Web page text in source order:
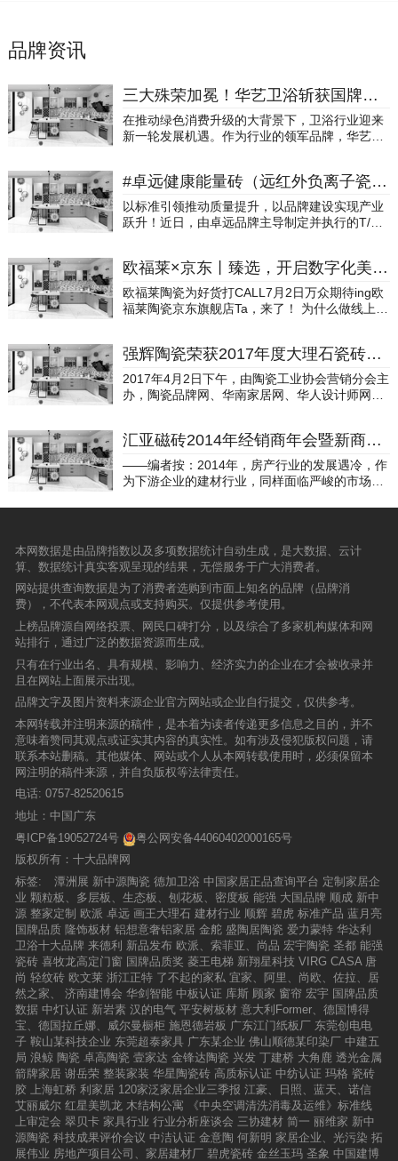
品牌资讯
三大殊荣加冕！华艺卫浴斩获国牌品质奖卫浴十大品牌权威大奖
在推动绿色消费升级的大背景下，卫浴行业迎来
新一轮发展机遇。作为行业的领军品牌，华艺卫
绿色焕新服务。近日，在广东佛山举办的2025绿
色陶瓷智能卫浴制造与应用创新发展大会上，华
艺卫浴凭借在"以旧换新"政策中的卓越表现，成
为全场焦点，一举斩获国牌品质奖及以旧换新行
卫浴斩获三大殊荣4月19日，2025绿色陶瓷智能
卫浴制造与应用创新发展大会暨家居品质发展峰
会在广东佛山隆重召开，华艺卫浴凭借其行业领
先的绿色智造能力与以旧换新服务实践，荣获三
在推动行业绿色转型中的标杆作用:“以旧换新优
质服务商”——认可其高效、便捷的换新服务体
系:全国品质权威大奖【国牌品质奖】“卫浴十大
品牌”——彰显品牌综合实力与市场口碑的双重认
续发展的充分认可。深耕绿色制造发挥先锋作用
荣誉是里程碑，更是新起点。华艺卫浴将以此次
获奖为契机，继续深耕绿色智造与用户服务，以
创新驱动品质升级，为消费者创造更舒适、更环
#卓远健康能量砖（远红外负离子瓷砖），主导编制《远红外负离子陶瓷砖》团体标准获评先进标准！
以标准引领推动质量提升，以品牌建设实现产业
跃升！近日，由卓远品牌主导制定并执行的T/GD
协会专家组一致确认该标准“产品主要技术指标填
补国内空白，主要技术指标具有科学性和可行
性”。 “先进标准”是广东省贯彻国家、省政府文件
精神，推动企业标准化与科技创新互动发展、提
效手段。“先进标准”在经济社会发展中发挥着越
来越重要的作用。荣光的加冕，不仅彰显了卓远
品牌强大的品牌综合实力，更是在产品品质、科
技创新、功能瓷砖领域创新发展、科研成果、市
升级从佛山制造到佛山智造的转变，作为佛山标
准产品企业，卓远品牌本着“高起点、高标准、高
要求”的方针，推动行业标准化建设。卓远品牌积
极投身于陶瓷行业各类标准制定的工作，干压瓷
准化工作，并且在2021年获得了“2017-2020科
21《陶瓷岩板》团体标准起草单位，并于2022年
受邀参与《陶瓷岩板》国家标准制定。 在标准化
建设方面，卓远品牌一如既往地走规范化路线，
积极推动企业内部测量管理体系规范化，并且取
得了AAA级测量管理体系证书等等，卓远品牌用
自己实际行动，肩负行业龙头责任的担当，帮助
行业从无序竞争过渡到有序竞争。 专注健康领
持与付出！卓远品牌匠心20年，不断深化健康战
略，联合国内顶尖材料专家、科研院校，通过创
新技术，成功研发出市场上独一无二的卓远.健康
能量砖（远红外负离子瓷砖)，荣获国家发明专
利，独有远红外、负离子合成专利配方使瓷砖获
得释放远红外线和释放负氧离子的两大功能。 此
次主导制定并执行的T/GDC121—2021《远红外
负离子陶瓷砖（板）》团体标准，填补了国内能
量陶瓷砖（板）产品的标准空白，推动行业标准
康发展。 先进引领发展 刷新行业新高度作为健
康功能瓷砖的倡导者和践行者，卓远品牌以“技术
研发与市场紧密结合，促进科技成果转化”的原
则，集聚创新要素、深化创新协同，引领行业发
展。成立中国健康功能陶瓷砖研究院，以健康功
能陶瓷砖研发团队推动功能瓷砖生产标准化以及
行业、国家标准建设。 主办“健康功能瓷砖发展
高峰论坛”，联合协会力量为行业建设出谋献策；
并与国内知名高校友好沟通交流成立产学研合
作，开展科研人才培养、产品研发革新、项目建
设与实践等方面深入合作。 其自主开发的“多功
能健康能量砖（岩板瓷砖）新产品新技术”科技成
果达到国际领先水平，在促进产业技术和经济发
展表现出显著的社会效益。 先后斩获数百项国家
发明专利和新型实用专利，专利储备数量居行业
第一梯队，向市场源源不断推出具有自主知识产
权的独创技术与产品。未来，卓远品牌将继续积
极参与到更多的标准化建设工作中，充分发挥自
身在产品研发设计、科技创新、品质智造等方面
的经验和优势，为行业健康发展做更多的贡献！
欧福莱×京东丨臻选，开启数字化美好人居生活
欧福莱陶瓷为好货打CALL7月2日万众期待ing欧
福莱陶瓷京东旗舰店Ta，来了！ 为什么做线上？
次得到印证，成交额创下新高。疫情期间线下购
物和体验的受限，也凸显了数字化营销作为品牌
未来战略的必要性。面对新时代的机遇和挑战，
欧福莱陶瓷着力搭建优质线上购物平台，多维度
渠道赋能终端门店经销商，为消费者提供更优质
的服务体验，提升品牌溢价。为什么是JD？消费
升级下的产品价值认同消费者在花钱上越来越不
将就，折扣低价已不再是消费的最大驱动力，粗
东”，以自营为主的京东商城以产品至上，通过优
质产品来吸引目标人群，与欧福莱陶瓷“爱生活，
臻选好货”的品牌理念和消费群定位不谋而合。凭
什么上JD？优质产品和至臻服务彰显品牌实力欧
福莱陶瓷成立于2010年，经过十年品牌沉淀，以
其优质的产品和服务赢得了全国消费者的认可和
喜爱。践行“全品类、全规格、全风格、全自
造”的产品战略，从高颜值的原创设计、原材料的
臻选、到生产过程的“八大不一样”，以严苛的产
销门店，超1万名专业服务人员，能迅速响应每
一位消费者的不同需求。此次与京东平台的强强
合作，通过线上新流量为线下注入新活力，使线
上服务与线下体验深度融合，为消费者提供专
业、高质、高效、高性价比的瓷砖采购方案，带
来极致畅快的消费体验。依托京东平台口碑和流
共生共荣价值成长模式，与门店经销商一起为消
费者提供更优质的购物体验。△上京东，搜索
【欧福莱陶瓷】https://mall.jd.com/index-10214
504.html臻选好货，等你来选！↑↑↑扫二维码逛★
欧福莱陶瓷★京东旗舰店点击关注和收藏开启美
好生活的臻选之旅
强辉陶瓷荣获2017年度大理石瓷砖十大品牌
2017年4月2日下午，由陶瓷工业协会营销分会主
办，陶瓷品牌网、华南家居网、华人设计师网共
的实力获得了广大消费者的支持，斩获“2017年
度大理石瓷砖十大品牌”殊荣！强辉自2014年开
始研发大理石瓷砖，在经过研发团队日以继夜的
研究、生产设备优化升级、产品的全方位高标准
测试以后，强辉大理石瓷砖第一代终于在2015年
辉总有一颗深挖研究、做的更精的心，此后相继
推出了大理石瓷砖第二代、第三代，品质更卓
越、规格更多样、款式更丰富……这一切的努力
成就了强辉大理石瓷砖推出至今销量近1000万箱
的辉煌业绩，在所谓的“陶瓷行业冬天”实现销量
逆风增长。今年在大理石瓷砖方面，强辉值得大
家期待的是即将于春季陶博会正式推出的900x12
00大规格大理石瓷砖！规格之大，让豪宅更显气
派！此外，万众期待的现代仿古砖也将于年内与
大家见面。在这混乱的大市场中，强辉始终坚守
此获得了消费者、合作伙伴以及整个行业的认
同，相继获得了“守合同重信用企业”、“陶瓷行业
名牌产品”、“陶瓷十大品牌”等等殊荣。今天是荣
誉再次加身的一天，对于强辉而言，这是实力的
证明、也是鼓舞自己不断前行的鞭笞。我们期待
质产品提供高品质服务而努力；我们期待，成为
真正的高产出高质量的陶瓷强国！
汇亚磁砖2014年经销商年会暨新商业模式研讨会隆重召开
——编者按：2014年，房产行业的发展遇冷，作
为下游企业的建材行业，同样面临严峻的市场环
爆，效果喜人。大气奢华的汇亚磁砖精品店如雨
后春笋般出现在全国各大城市。汇亚这个名字，
回响在祖国大地，回响在消费者的心中。
本网数据是由品牌指数以及多项数据统计自动生成，是大数据、云计
算、数据统计真实客观呈现的结果，无偿服务于广大消费者。
网站提供查询数据是为了消费者选购到市面上知名的品牌（品牌消
费），不代表本网观点或支持购买。仅提供参考使用。
上榜品牌源自网络投票、网民口碑打分，以及综合了多家机构媒体和网
站排行，通过广泛的数据资源而生成。
只有在行业出名、具有规模、影响力、经济实力的企业在才会被收录并
且在网站上面展示出现。
品牌文字及图片资料来源企业官方网站或企业自行提交，仅供参考。
本网转载并注明来源的稿件，是本着为读者传递更多信息之目的，并不
意味着赞同其观点或证实其内容的真实性。如有涉及侵犯版权问题，请
联系本站删稿。其他媒体、网站或个人从本网转载使用时，必须保留本
网注明的稿件来源，并自负版权等法律责任。
电话: 0757-82520615
地址：中国广东
粤ICP备19052724号
粤公网安备44060402000165号
版权所有：十大品牌网
标签:
潭洲展 新中源陶瓷 德加卫浴 中国家居正品查询平台 定制家居企
业 颗粒板、多层板、生态板、刨花板、密度板 能强 大国品牌 顺成 新中
源 整家定制 欧派 卓远 画王大理石 建材行业 顺辉 碧虎 标准产品 蓝月亮
国牌品质 隆饰板材 铝想意奢铝家居 金舵 盛陶居陶瓷 爱力蒙特 华达利
卫浴十大品牌 来德利 新品发布 欧派、索菲亚、尚品 宏宇陶瓷 圣都 能强
瓷砖 喜牧龙高定门窗 国牌品质奖 菱王电梯 新翔星科技 VIRG CASA 唐
尚 轻纹砖 欧文莱 浙江正特 了不起的家私 宜家、阿里、尚欧、佐拉、居
然之家、
济南建博会 华剑智能 中板认证 库斯 顾家 窗帘 宏宇 国牌品质
数据 中灯认证 新岩素 汉的电气 平安树板材 意大利Former、德国博得
宝、德国拉丘娜、威尔曼橱柜 施恩德岩板 广东江门纸板厂 东莞创电电
子 鞍山某科技企业 东莞超泰家具 广东某企业 佛山顺德某印染厂 中建五
局 浪鲸 陶瓷 卓高陶瓷 壹家达 金锋达陶瓷 兴发 丁建桥 大角鹿 透光金属
箭牌家居 谢岳荣 整装家装 华星陶瓷砖 高质标认证 中纺认证 玛格 瓷砖
胶
上海虹桥 利家居 120家泛家居企业三季报 江豪、日照、蓝天、诺信
艾丽威尔 红星美凯龙 木结构公寓
《中央空调清洗消毒及运维》标准线
上审定会 翠贝卡 家具行业 行业分析座谈会 三协建材 简一 丽维家 新中
源陶瓷 科技成果评价会议 中洁认证 金意陶 何新明 家居企业、光污染 拓
展伟业 房地产项目公司、家居建材厂 碧虎瓷砖 金丝玉玛 圣象 中国建博